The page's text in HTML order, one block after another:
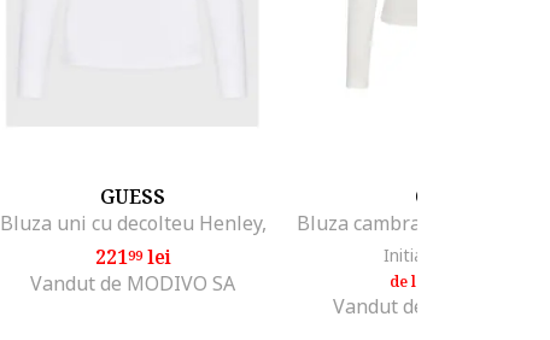
GUESS
Bluza uni cu decolteu Henley,
22199lei
Vandut de MODIVO SA
ONLY
Initial: 109
de la
Vandut de Fashion Days